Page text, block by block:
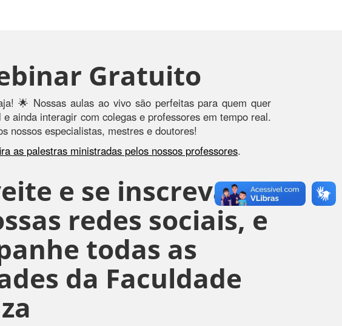
Gratuito
🌟 Nossas aulas ao vivo são perfeitas para quem quer
ainda interagir com colegas e professores em tempo real.
nossos especialistas, mestres e doutores!
as palestras ministradas pelos nossos professores.
e se inscreva
redes sociais, e
todas as
da Faculdade